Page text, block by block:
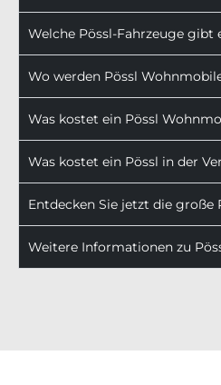
Welche Pössl-Fahrzeuge gibt
Wo werden Pössl
Was kostet ein Pössl
Was kostet ein Pössl in der
Entdecken Sie jetzt die große
Weitere Informationen zu